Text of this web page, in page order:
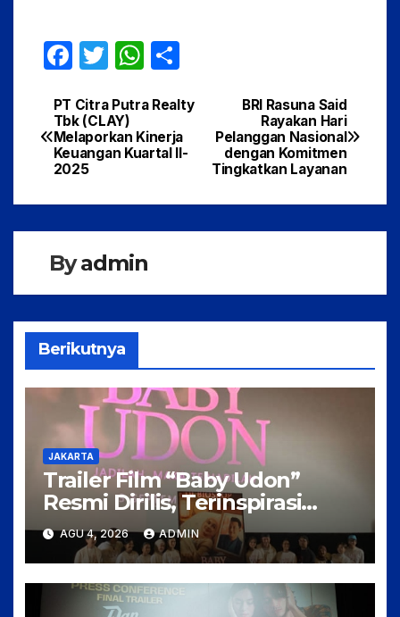
F
c
e
b
o
o
k
T
itt
er
W
at
s
A
p
p
ar
e
Navigasi
pos
BRI Rasuna Said
Rayakan Hari
Pelanggan Nasional
dengan Komitmen
Tingkatkan Layanan
PT Citra Putra Realty
Tbk (CLAY)
Melaporkan Kinerja
Keuangan Kuartal II-
2025
Byadmin
Berikutnya
JAKARTA
Trailer Film “Baby Udon”
Resmi Dirilis, Terinspirasi
Kisah Nyata Perjuangan
Fanny Kondoh
AGU 4, 2026 ADMIN